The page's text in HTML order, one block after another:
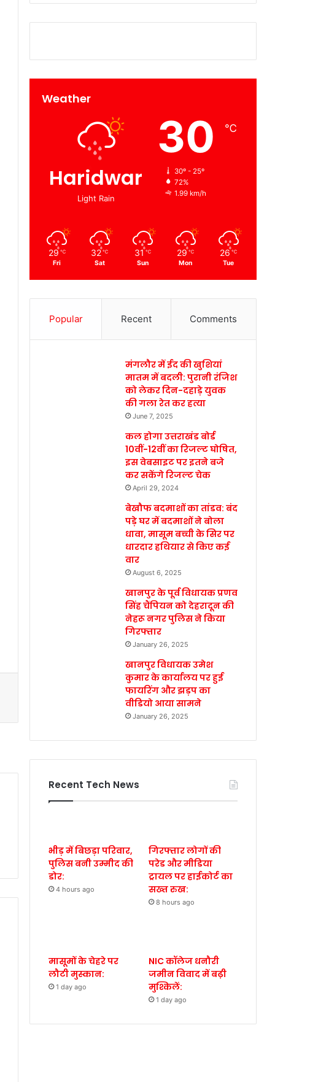
Weather
Haridwar
Light Rain
30 ℃
30º - 25º
72%
1.99 km/h
29 ℃
Fri
32 ℃
Sat
31 ℃
Sun
29 ℃
Mon
26 ℃
Tue
Popular Recent Comments
मंगलौर में ईद की खुशियां
मातम में बदली: पुरानी रंजिश
को लेकर दिन-दहाड़े युवक
की गला रेत कर हत्या
June 7, 2025
कल होगा उत्तराखंड बोर्ड
10वीं-12वीं का रिजल्ट घोषित,
इस वेबसाइट पर इतने बजे
कर सकेंगे रिजल्ट चेक
April 29, 2024
बेखौफ बदमाशों का तांडव: बंद
पड़े घर में बदमाशों ने बोला
धावा, मासूम बच्ची के सिर पर
धारदार हथियार से किए कई
वार
August 6, 2025
खानपुर के पूर्व विधायक प्रणव
सिंह चैंपियन को देहरादून की
नेहरू नगर पुलिस ने किया
गिरफ्तार
January 26, 2025
खानपुर विधायक उमेश
कुमार के कार्यालय पर हुई
फायरिंग और झड़प का
वीडियो आया सामने
January 26, 2025
Recent Tech News
भीड़ में बिछड़ा परिवार,
पुलिस बनी उम्मीद की
डोर:
4 hours ago
गिरफ्तार लोगों की
परेड और मीडिया
ट्रायल पर हाईकोर्ट का
सख्त रुख:
8 hours ago
मासूमों के चेहरे पर
लौटी मुस्कान:
1 day ago
NIC कॉलेज धनौरी
जमीन विवाद में बढ़ी
मुश्किलें:
1 day ago